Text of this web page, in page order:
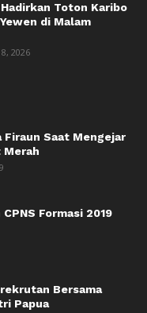
Toton Karibo
di Malam
2026
Firaun Saat Mengejar
Merah
Formasi 2019
Bersama
Papua